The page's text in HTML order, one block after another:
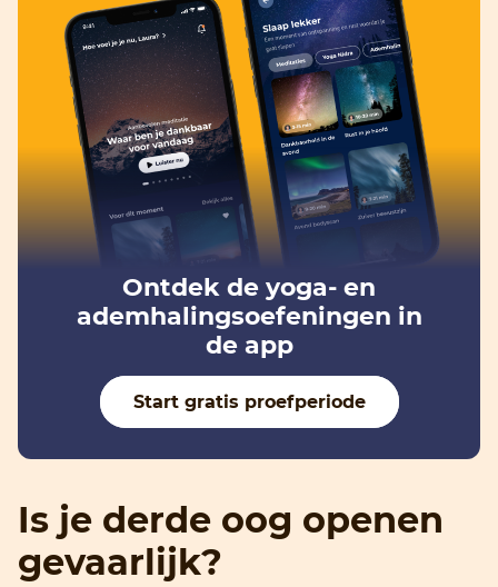
Ontdek de yoga- en
ademhalingsoefeningen in
de app
Start gratis proefperiode
Is je derde oog openen
gevaarlijk?